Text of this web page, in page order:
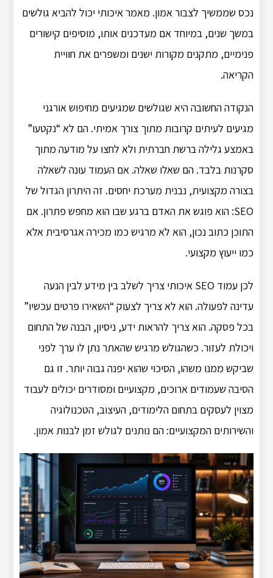
נכס שממשיך לצבור אמון. מאמר איכותי יכול להביא גולשים
במשך שנים, במיוחד אם מעדכנים אותו, מוסיפים קישורים
פנימיים, מתקנים מקורות ישנים ומשפרים את חוויית
הקריאה.
הנקודה החשובה היא שגולשים שמגיעים מחיפוש אורגני
מגיעים לעיתים קרובות מתוך צורך אמיתי. הם לא “נקטעו”
באמצע גלילה ברשת חברתית ולא לחצו על מודעה מתוך
סקרנות בלבד. הם שאלו שאלה. אם העמוד עונה לשאלה
בצורה מקצועית, נבנית מערכת יחסים. זה היתרון הגדול של
SEO: הוא פוגש את האדם ברגע שבו הוא מחפש פתרון. אם
התוכן כתוב נכון, הוא לא מרגיש כמו מכירה אגרסיבית אלא
כמו ייעוץ מקצועי.
לכן עמוד SEO איכותי צריך לשלב בין מידע לבין הנעה
עדינה לפעולה. הוא לא צריך לצעוק “השאירו פרטים עכשיו”
בכל פסקה. הוא צריך להראות ידע, ניסיון, הבנה של התחום
ויכולת לעזור. כשהגולש מרגיש שהאתר נתן לו ערך לפני
שביקש ממנו משהו, הסיכוי שהוא יפנה גבוה יותר. זו גם
הסיבה שעמודים ארוכים, מקצועיים ומסודרים יכולים לעבוד
מצוין לעסקים בתחום הלימודים, העיצוב, הטכנולוגיה
והשירותים המקצועיים: הם נותנים לגולש זמן לבנות אמון.